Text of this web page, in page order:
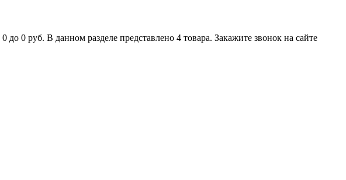
до 0 руб. В данном разделе представлено 4 товара. Закажите звонок на сайте